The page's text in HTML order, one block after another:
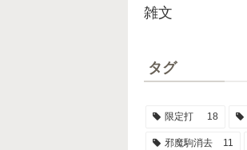
雑文
タグ
限定打 18
邪魔駒消去 11